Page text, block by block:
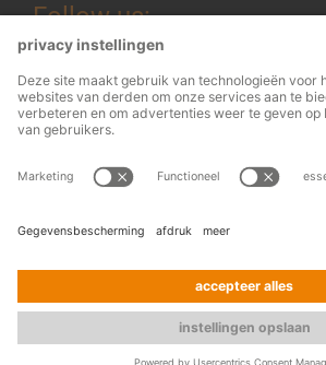
Follow us:
Wettelijke informatie
Terms and conditions of assembly
Gegevensbescherming
Contact
Press